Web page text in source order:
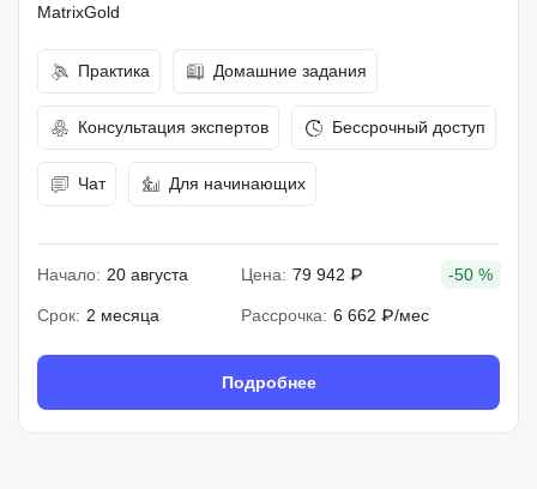
MatrixGold
Практика Домашние задания
Консультация экспертов Бессрочный доступ
Чат Для начинающих
Начало: 20 августа Цена: 79 942 ₽ -50 %
Срок: 2 месяца Рассрочка: 6 662 ₽/мес
Подробнее